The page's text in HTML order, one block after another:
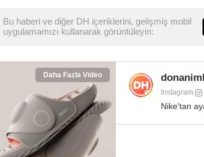
Bu haberi ve diğer DH içeriklerini, gelişmiş mobil
uygulamamızı kullanarak görüntüleyin:
Daha Fazla Video
Instagram
Nike'tan